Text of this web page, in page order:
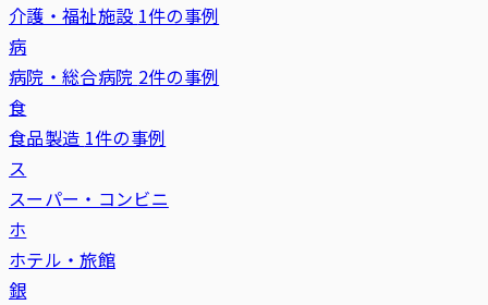
介護・福祉施設 1件の事例
病
病院・総合病院 2件の事例
食
食品製造 1件の事例
ス
スーパー・コンビニ
ホ
ホテル・旅館
銀